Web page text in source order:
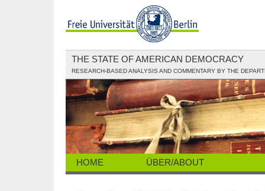
THE STATE OF AMERICAN DEMOCRACY
RESEARCH-BASED ANALYSIS AND COMMENTARY BY THE
HOME ÜBER/ABOUT